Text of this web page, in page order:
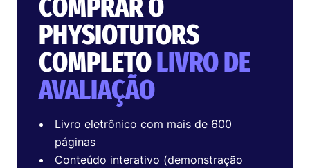
COMPRAR O
PHYSIOTUTORS
COMPLETOLIVRO DE
AVALIAÇÃO
Livro eletrônico com mais de 600
páginas
Conteúdo interativo (demonstração